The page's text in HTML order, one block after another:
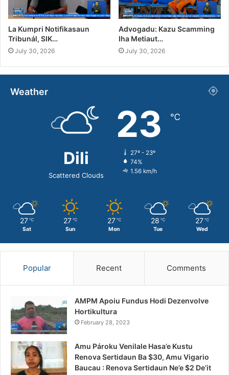
La Kumpri Notifikasaun
Tribunál, SIK…
July 30, 2026
Advogadu: Kazu Scamming
Iha Metiaut…
July 30, 2026
Weather
Dili
Scattered Clouds
23 ℃
27º - 23º
74%
1.56 km/h
27 ℃
Sat
27 ℃
Sun
27 ℃
Mon
28 ℃
Tue
27 ℃
Wed
Popular Recent Comments
AMPM Apoiu Fundus Hodi Dezenvolve
Hortikultura
February 28, 2023
Amu Pároku Venilale Hasa’e Kustu
Renova Sertidaun Ba $30, Amu Vigario
Baucau : Renova Sertidaun Ne’e $2 De’it